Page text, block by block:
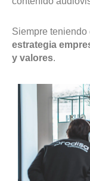
Siempre teniendo
estrategia
y valores